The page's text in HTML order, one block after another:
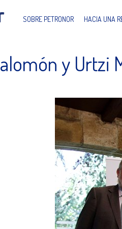
SOBRE PETRONOR HACIA UNA
y Urtzi